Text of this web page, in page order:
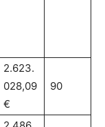
2.623.
028,09
€
90